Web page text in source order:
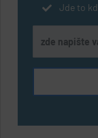
Jde to